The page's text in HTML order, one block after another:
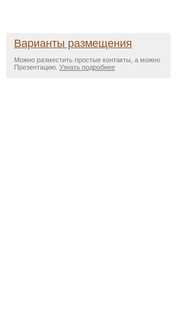
Варианты размещения
Можно разместить простые контакты, а можно
Презентацию. Узнать подробнее